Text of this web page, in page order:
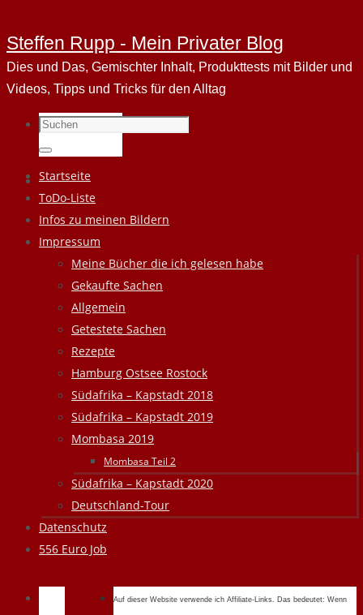
Steffen Rupp - Mein Privater Blog
Dies und Das, Gemischter Inhalt, Produkttests mit Bilder und
Videos, Tipps und Tricks für den Alltag
Suchen
nach:
Suchen
Zum
Inhalt
springen
Startseite
ToDo-Liste
Infos zu meinen Bildern
Impressum
Meine Bücher die ich gelesen habe
Gekaufte Sachen
Allgemein
Getestete Sachen
Rezepte
Hamburg Ostsee Rostock
Südafrika – Kapstadt 2018
Südafrika – Kapstadt 2019
Mombasa 2019
Mombasa Teil 2
Südafrika – Kapstadt 2020
Deutschland-Tour
Datenschutz
556 Euro Job
Auf dieser Website verwende ich Affiliate-Links. Das bedeutet: Wenn